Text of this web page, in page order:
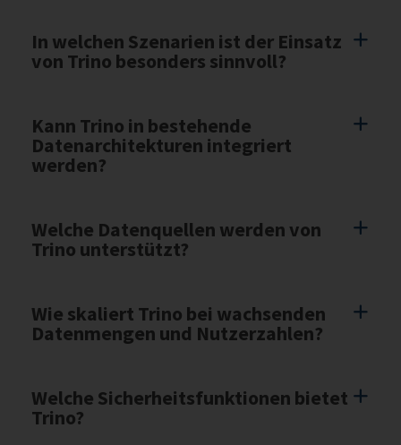
In welchen Szenarien ist der Einsatz
von Trino besonders sinnvoll?
Kann Trino in bestehende
Datenarchitekturen integriert
werden?
Welche Datenquellen werden von
Trino unterstützt?
Wie skaliert Trino bei wachsenden
Datenmengen und Nutzerzahlen?
Welche Sicherheitsfunktionen bietet
Trino?